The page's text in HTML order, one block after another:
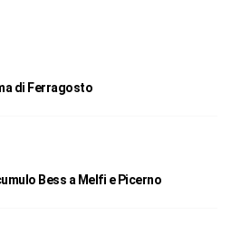
di Ferragosto
Bess a Melfi e Picerno